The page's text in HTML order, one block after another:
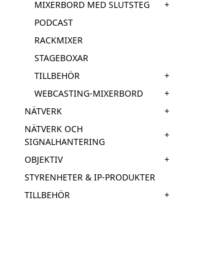
MIXERBORD MED SLUTSTEG
+
PODCAST
RACKMIXER
STAGEBOXAR
TILLBEHÖR
+
WEBCASTING-MIXERBORD
+
NÄTVERK
+
NÄTVERK OCH
SIGNALHANTERING
+
OBJEKTIV
+
STYRENHETER & IP-PRODUKTER
TILLBEHÖR
+